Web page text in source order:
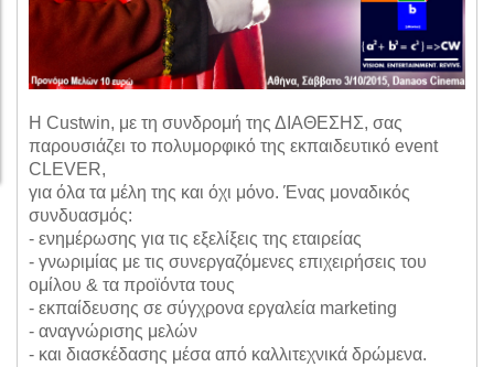
Η Custwin, με τη συνδρομή της ΔΙΑΘΕΣΗΣ, σας
παρουσιάζει το πολυμορφικό της εκπαιδευτικό event
CLEVER,
για όλα τα μέλη της και όχι μόνο. Ένας μοναδικός
συνδυασμός:
- ενημέρωσης για τις εξελίξεις της εταιρείας
- γνωριμίας με τις συνεργαζόμενες επιχειρήσεις του
ομίλου & τα προϊόντα τους
- εκπαίδευσης σε σύγχρονα εργαλεία marketing
- αναγνώρισης μελών
- και διασκέδασης μέσα από καλλιτεχνικά δρώμενα.